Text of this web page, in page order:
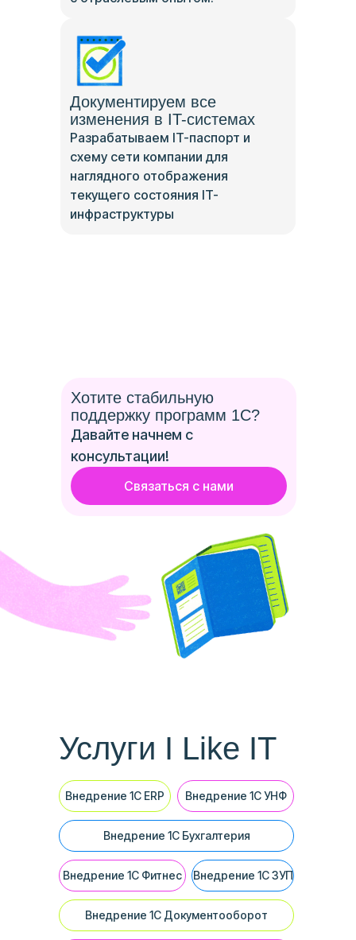
Документируем все
изменения в IT-системах
Разрабатываем IT-паспорт и
схему сети компании для
наглядного отображения
текущего состояния IT-
инфраструктуры
Хотите стабильную
поддержку программ 1С?
Давайте начнем с
консультации!
Связаться с нами
Услуги I Like IT
Внедрение 1С ЗУП
Внедрение 1С Документооборот
Внедрение 1С ERP
Внедрение 1С Бухгалтерия
Внедрение 1С Фитнес
Внедрение 1С УНФ